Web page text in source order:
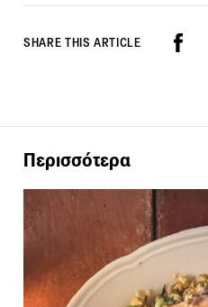
SHARE THIS ARTICLE
Περισσότερα